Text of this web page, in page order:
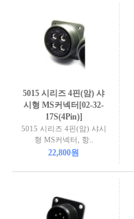
5015 시리즈 4핀(암) 샤
시형 MS커넥터[02-32-
17S(4Pin)]
5015 시리즈 4핀(암) 샤시
형 MS커넥터, 항..
22,800원